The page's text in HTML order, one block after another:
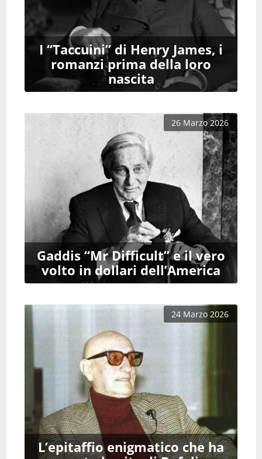
I “Taccuini” di Henry James, i
romanzi prima della loro
nascita
Gaddis “Mr Difficult” e il vero
volto in dollari dell’America
26 Marzo 2026
L’epitaffio enigmatico che ha
24 Marzo 2026